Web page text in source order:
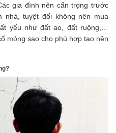
gia đình nên cẩn trọng trước
nhà, tuyệt đối không nên mua
yếu như đất ao, đất ruộng,…
móng sao cho phù hợp tạo nên